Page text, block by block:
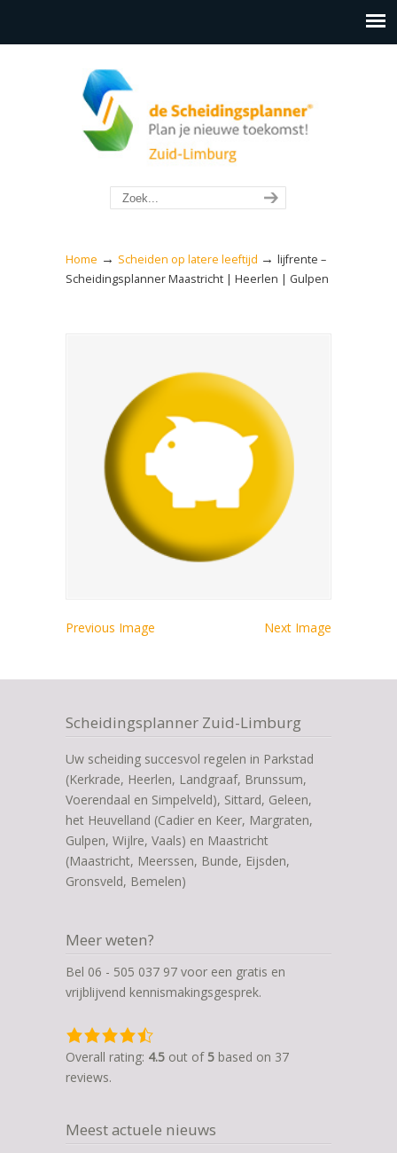
Home → Scheiden op latere leeftijd → lijfrente –
Scheidingsplanner Maastricht | Heerlen | Gulpen
Previous Image Next Image
Scheidingsplanner Zuid-Limburg
Uw scheiding succesvol regelen in Parkstad
(Kerkrade, Heerlen, Landgraaf, Brunssum,
Voerendaal en Simpelveld), Sittard, Geleen,
het Heuvelland (Cadier en Keer, Margraten,
Gulpen, Wijlre, Vaals) en Maastricht
(Maastricht, Meerssen, Bunde, Eijsden,
Gronsveld, Bemelen)
Meer weten?
Bel 06 - 505 037 97 voor een gratis en
vrijblijvend kennismakingsgesprek.
4,5
rating
based
ratings
Overall rating: 4.5 out of 5 based on 37
reviews.
Meest actuele nieuws